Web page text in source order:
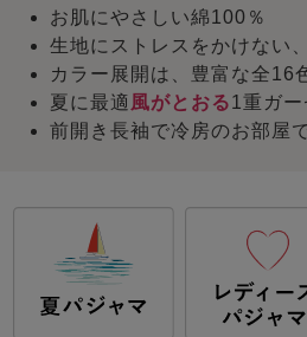
お肌にやさしい綿100％
生地にストレスをかけない
カラー展開は、豊富な全16
夏に最適 風がとおる1重ガー
前開き長袖で冷房のお部屋